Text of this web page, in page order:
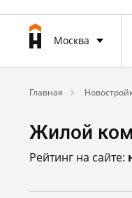
Москва
Главная
Жилой
Рейтинг на сайте: